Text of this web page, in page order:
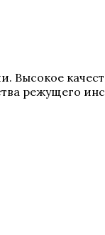
Высокое
режущего